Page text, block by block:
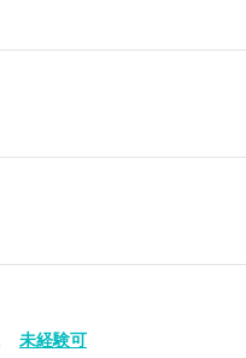
未経験可